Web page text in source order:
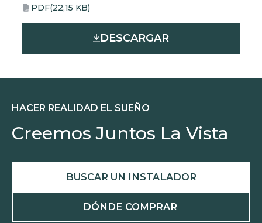
PDF PDF(22,15 KB)
opens
in
DESCARGAR
HACER REALIDAD EL SUEÑO
Creemos Juntos La Vista
BUSCAR UN INSTALADOR
DÓNDE COMPRAR